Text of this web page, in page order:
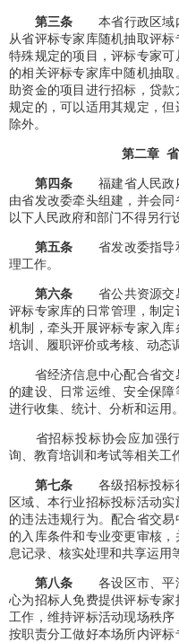
第三条 本省行政区域
从省评标专家库随机抽取评
特殊规定的项目，评标专家
的相关评标专家库中随机抽
助资金的项目进行招标，贷
规定的，可以适用其规定，
除外。
第二章
第四条 福建省人民政
由省发改委牵头组建，并会
以下人民政府和部门不得另行
第五条 省发改委指导
理工作。
第六条 省公共资源交
评标专家库的日常管理，制
机制，牵头开展评标专家入
培训、履职评价或考核、动态
省经济信息中心配合省交
的建设、日常运维、安全保
进行收集、统计、分析和运用。
省招标投标协会应加强行
询、教育培训和考试等相关工
第七条 各级招标投标
区域、本行业招标投标活动
的违法违规行为。配合省交
的入库条件和专业变更审核
息记录、核实处理和共享运用
第八条 各设区市、平
心为招标人免费提供评标专
工作，维持评标活动现场秩序
按职责分工做好本场所内评